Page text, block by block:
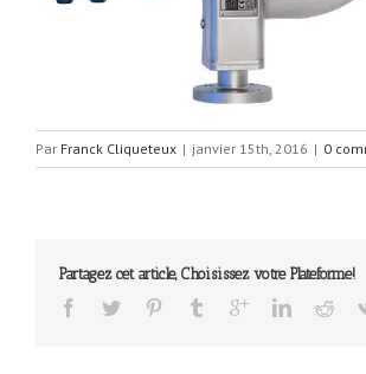
Par Franck Cliqueteux | janvier 15th, 2016 | 0
Partagez cet article, Choisissez votre Plateforme!